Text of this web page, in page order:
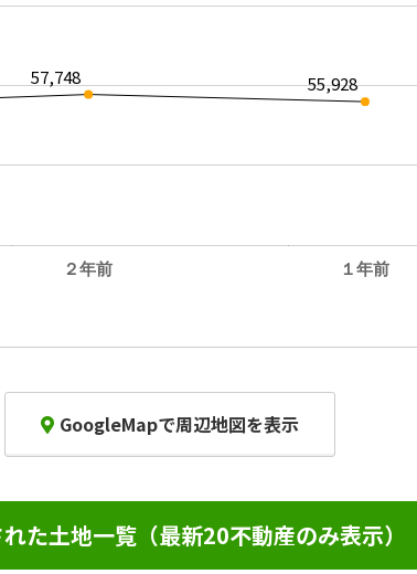
２年前 １年前
57,748 55,928
GoogleMapで周辺地図を表示
た土地一覧（最新20不動産のみ表示）